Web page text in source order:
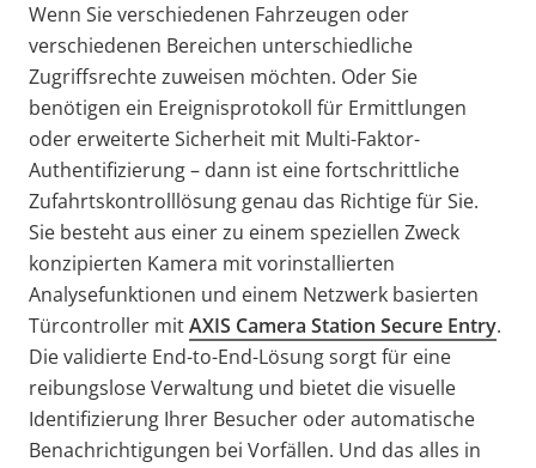
Wenn Sie verschiedenen Fahrzeugen oder
verschiedenen Bereichen unterschiedliche
Zugriffsrechte zuweisen möchten. Oder Sie
benötigen ein Ereignisprotokoll für Ermittlungen
oder erweiterte Sicherheit mit Multi-Faktor-
Authentifizierung – dann ist einefortschrittliche
Zufahrtskontrolllösung genau das Richtige für Sie.
Sie besteht aus einer zu einem speziellen Zweck
konzipierten Kamera mit vorinstallierten
Analysefunktionen und einem Netzwerk basierten
Türcontroller mitAXIS Camera Station Secure Entry.
Die validierte End-to-End-Lösung sorgt für eine
reibungslose Verwaltung und bietet die visuelle
Identifizierung Ihrer Besucher oder automatische
Benachrichtigungen bei Vorfällen. Und das alles in